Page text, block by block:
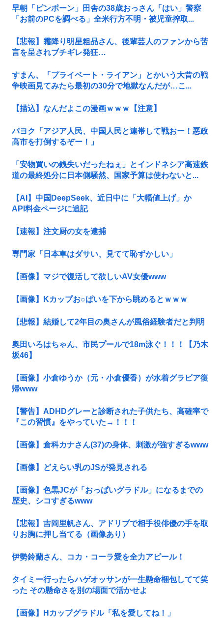
早朝「ピンポーン」田舎の38歳おっさん「はい」警察
「お前のPCを調べる」全米行方不明・被児童搾取...
【悲報】霜降り明星粗品さん、後輩芸人のファンから苦
言を呈されブチギレ発狂…
すまん、「プライベート・ライアン」とかいう大昔の戦
争映画見てみたら最初の30分で地獄なんだが…こ...
【描込】なんだよこの漫画ｗｗｗ【注意】
パヨク「アジア人民、中国人民と連帯して戦おー！悪政
高市を打倒するぞー！」
「安物買いの銭失いだったねぇ」とインドネシア高速鉄
道の最終処分に日本側騒然、国家予算は使わないと...
【AI】中国DeepSeek、近日中に「大幅値上げ」か
API料金ページに追記
【速報】注文厨の女を逮捕
専門家「日本車はダサい、見てて恥ずかしい」
【画像】マジで復活して欲しいAV女優www
【画像】Kカップお○ぱいを下から眺めるとｗｗｗ
【悲報】結婚して2年目の奥さんが風俗経験者だと判明
奥田いろはちゃん、市民プールで18m泳ぐ！！！【乃木
坂46】
【画像】小倉ゆうか（元・小倉優香）が水着グラビア復
帰www
【警告】ADHDグレーと診断された子供たち、高確率で
『この習慣』をやっていた→！！！
【画像】倉科カナさん(37)の身体、刺激が強すぎるwww
【画像】どえらい乳のJSが発見される
【画像】色黒JCが「おっぱいグラドル」になるまでの
歴史、シコすぎるwww
【悲報】吉岡里帆さん、アドリブで相手役俳優の手を取
りお胸に押し当てる（画像あり）
伊勢鈴蘭さん、コカ・コーラ愛を全力アピール！
タイミー行ったらハゲオッサンが一生懸命梱包してて笑
った その懸命さを別の場面で活かせよ
【画像】Hカップグラドル「私を愛してね！」